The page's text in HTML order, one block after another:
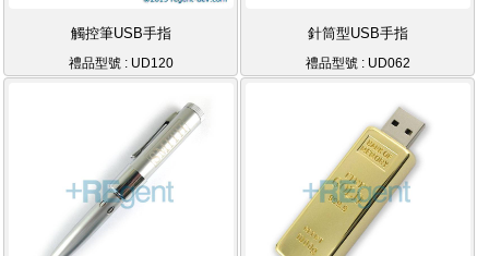
觸控筆USB手指
禮品型號 : UD120
針筒型USB手指
禮品型號 : UD062